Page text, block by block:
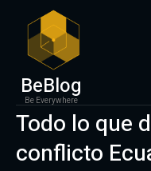
BeBlog
Be Everywhere
Todo lo que
conflicto